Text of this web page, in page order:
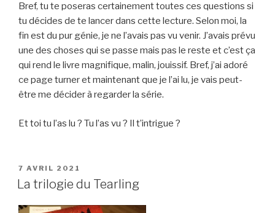
Bref, tu te poseras certainement toutes ces questions si
tu décides de te lancer dans cette lecture. Selon moi, la
fin est du pur génie, je ne l’avais pas vu venir. J’avais prévu
une des choses qui se passe mais pas le reste et c’est ça
qui rend le livre magnifique, malin, jouissif. Bref, j’ai adoré
ce page turner et maintenant que je l’ai lu, je vais peut-
être me décider à regarder la série.
Et toi tu l’as lu ? Tu l’as vu ? Il t’intrigue ?
PUBLIÉ
LE
7 AVRIL 2021
La trilogie du Tearling